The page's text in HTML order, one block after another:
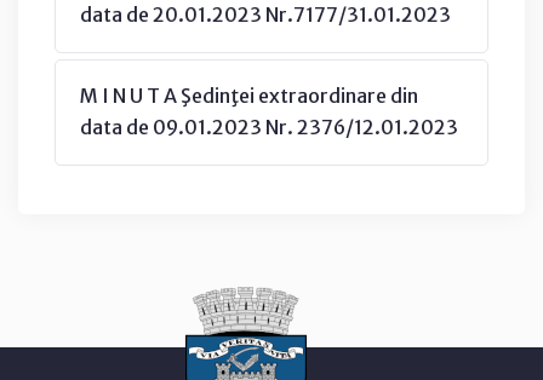
data de 20.01.2023 Nr.7177/31.01.2023
M I N U T A Şedinţei extraordinare din
data de 09.01.2023 Nr. 2376/12.01.2023